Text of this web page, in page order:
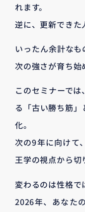
れます。
逆に、更新できた
いったん余計な
次の強さが育ち始
このセミナーで
る「古い勝ち筋
化。
次の9年に向けて
王学の視点から切
変わるのは性格で
2026年、あなた